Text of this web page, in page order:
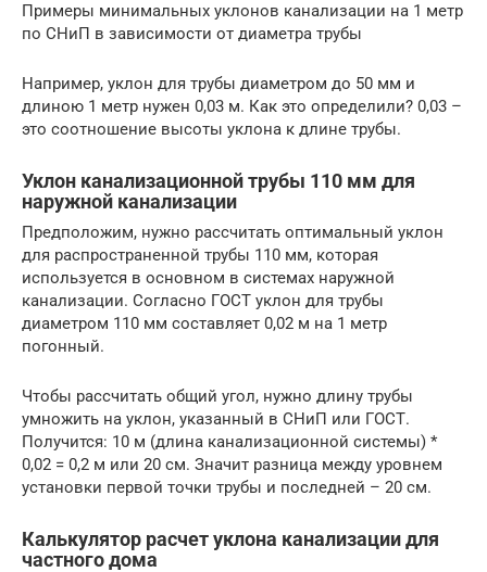
Примеры минимальных уклонов канализации на 1 метр
по СНиП в зависимости от диаметра трубы
Например, уклон для трубы диаметром до 50 мм и
длиною 1 метр нужен 0,03 м. Как это определили? 0,03 –
это соотношение высоты уклона к длине трубы.
Уклон канализационной трубы 110 мм для
наружной канализации
Предположим, нужно рассчитать оптимальный уклон
для распространенной трубы 110 мм, которая
используется в основном в системах наружной
канализации. Согласно ГОСТ уклон для трубы
диаметром 110 мм составляет 0,02 м на 1 метр
погонный.
Чтобы рассчитать общий угол, нужно длину трубы
умножить на уклон, указанный в СНиП или ГОСТ.
Получится: 10 м (длина канализационной системы) *
0,02 = 0,2 м или 20 см. Значит разница между уровнем
установки первой точки трубы и последней – 20 см.
Калькулятор расчет уклона канализации для
частного дома